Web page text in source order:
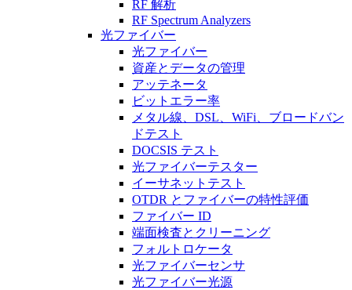
RF 解析
RF Spectrum Analyzers
光ファイバー
光ファイバー
資産とデータの管理
アッテネータ
ビットエラー率
メタル線、DSL、WiFi、ブロードバン
ドテスト
DOCSIS テスト
光ファイバーテスター
イーサネットテスト
OTDR とファイバーの特性評価
ファイバー ID
端面検査とクリーニング
フォルトロケータ
光ファイバーセンサ
光ファイバー光源